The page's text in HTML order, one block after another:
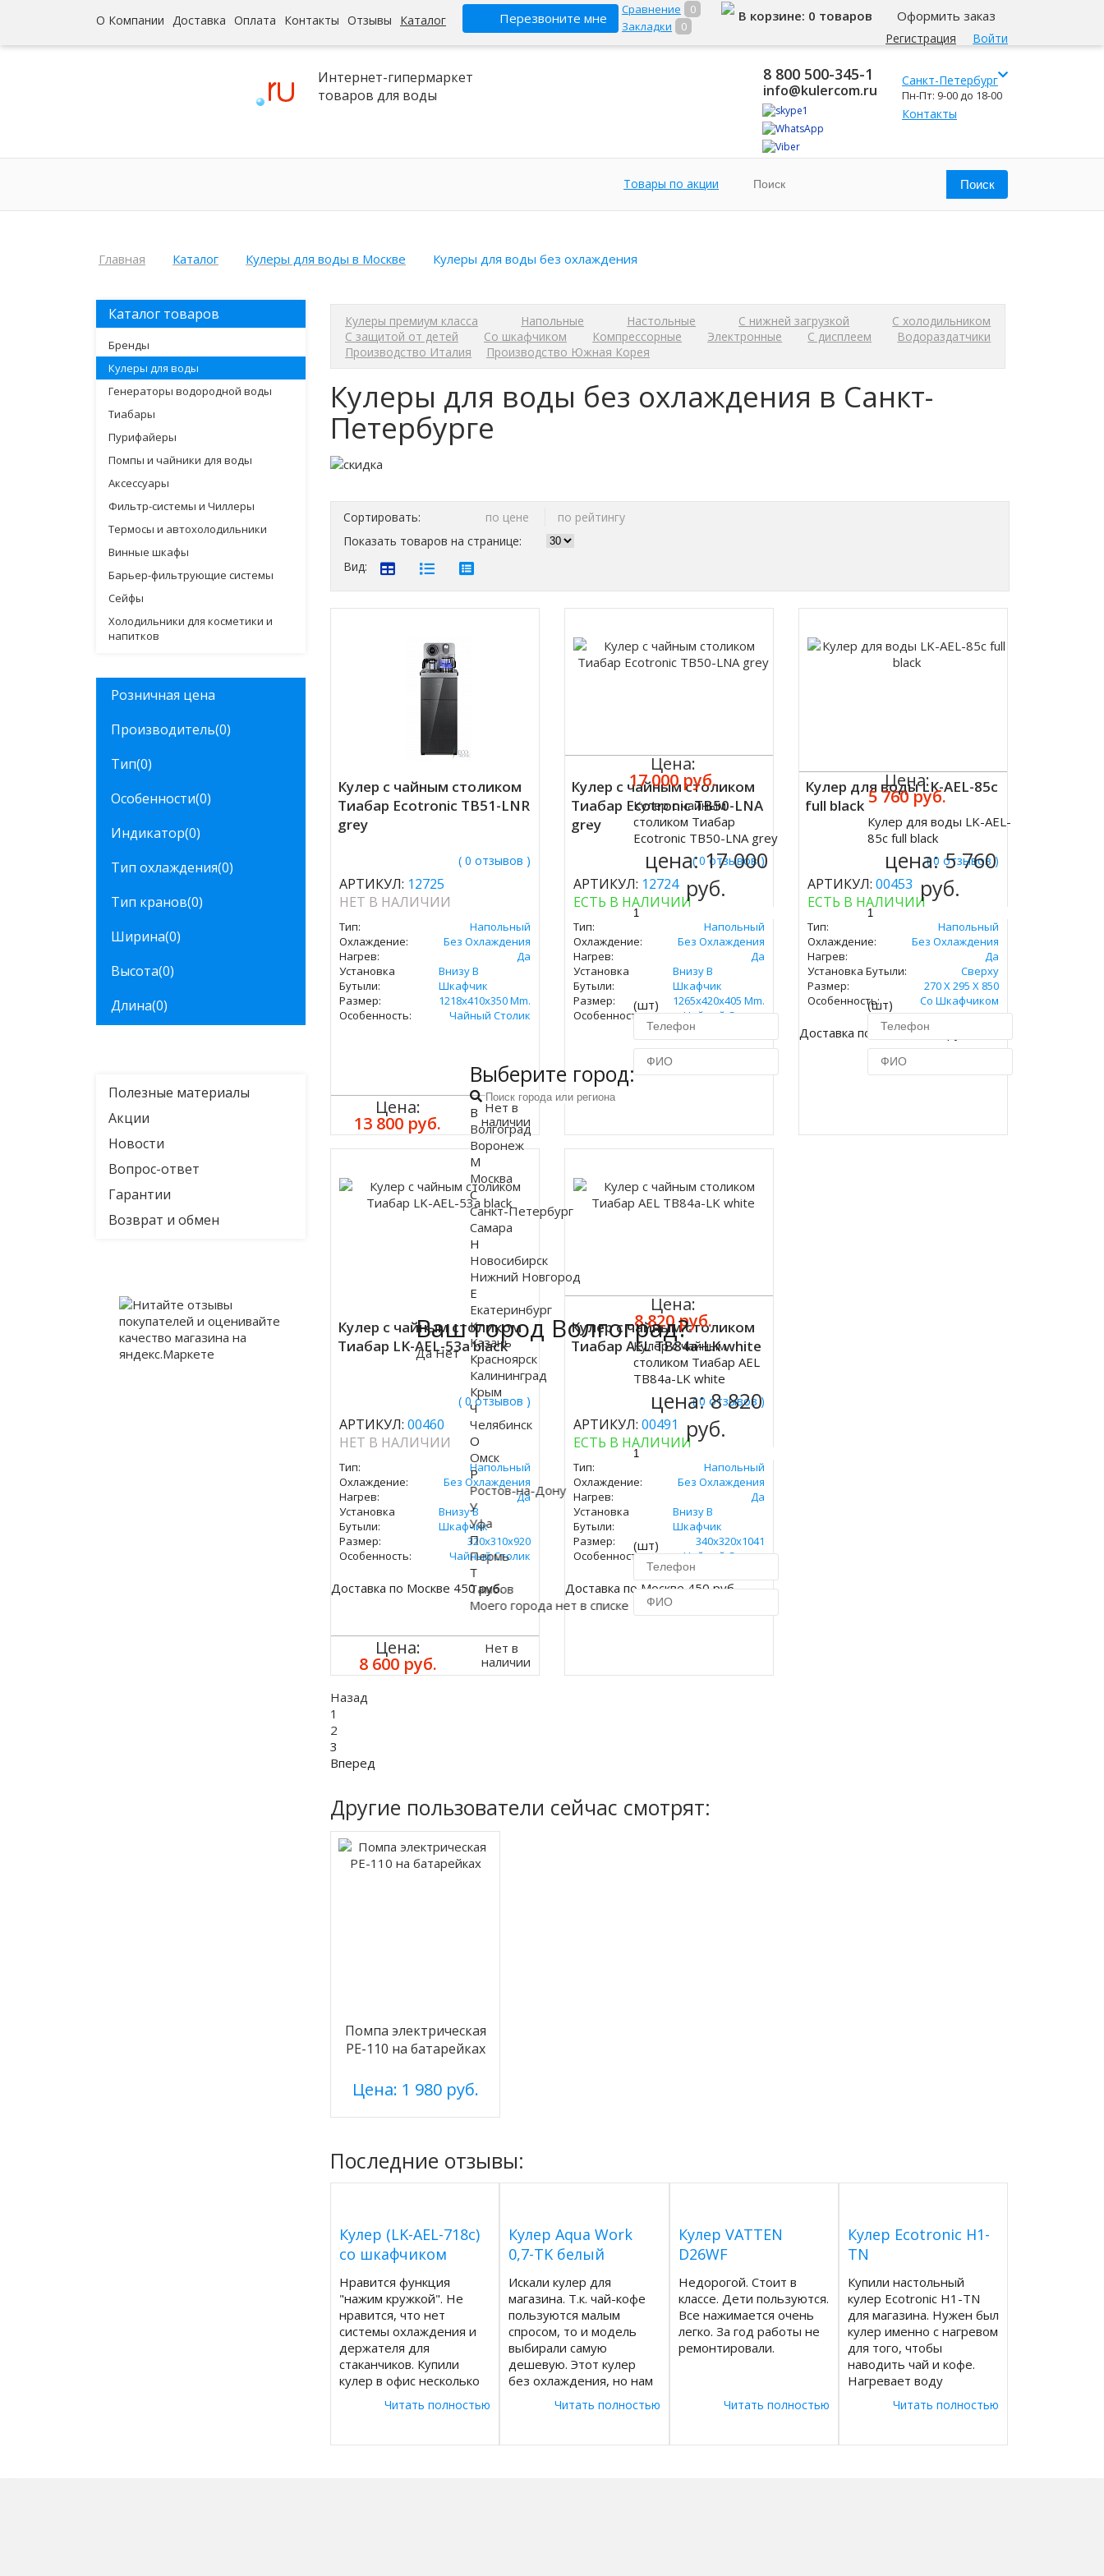
О Компании Доставка Оплата Контакты Отзывы Каталог Перезвоните мне
Сравнение
0
Закладки
0
Регистрация Войти
В корзине: 0 товаров Оформить заказ
Интернет-гипермаркет
товаров для воды
8 800 500-345-1
info@kulercom.ru
Санкт-Петербург
Пн-Пт: 9-00 до 18-00
Контакты
Товары по акции
Главная Каталог Кулеры для воды в Москве Кулеры для воды без охлаждения
Каталог товаров
Бренды
Кулеры для воды
Генераторы водородной воды
Тиабары
Пурифайеры
Помпы и чайники для воды
Аксессуары
Фильтр-системы и Чиллеры
Термосы и автохолодильники
Винные шкафы
Барьер-фильтрующие системы
Сейфы
Холодильники для косметики и
напитков
Розничная цена
Производитель(0)
Тип(0)
Особенности(0)
Индикатор(0)
Тип охлаждения(0)
Тип кранов(0)
Ширина(0)
Высота(0)
Длина(0)
Полезные материалы
Акции
Новости
Вопрос-ответ
Гарантии
Возврат и обмен
Кулеры премиум класса Напольные Настольные С нижней загрузкой
С холодильником
С защитой от детей
Со шкафчиком Компрессорные Электронные С дисплеем
Водораздатчики
Производство Италия
Производство Южная Корея
Кулеры для воды без охлаждения в Санкт-
Петербурге
Сортировать: по цене
по рейтингу
Показать товаров на странице:
Вид:
Кулер с чайным столиком
Тиабар Ecotronic TB51-LNR
grey
( 0 отзывов )
АРТИКУЛ: 12725
НЕТ В НАЛИЧИИ
Тип:
Напольный
Охлаждение:
Без Охлаждения
Нагрев:
Да
Установка
Бутыли:
Внизу В
Шкафчик
Размер:
1218x410x350 Mm.
Особенность:
Чайный Столик
Цена:
13 800 руб.
Нет в
наличии
Кулер с чайным столиком
Тиабар Ecotronic TB50-LNA
grey
( 0 отзывов )
АРТИКУЛ: 12724
ЕСТЬ В НАЛИЧИИ
Тип:
Напольный
Охлаждение:
Без Охлаждения
Нагрев:
Да
Установка
Бутыли:
Внизу В
Шкафчик
Размер:
1265x420x405 Mm.
Особенность:
Чайный Столик
Цена:
17 000 руб.
Купить
Кулер с чайным
столиком Тиабар
Ecotronic TB50-LNA grey
цена:17 000
руб.
(шт)
Кулер для воды LK-AEL-85c
full black
( 0 отзывов )
АРТИКУЛ: 00453
ЕСТЬ В НАЛИЧИИ
Тип:
Напольный
Охлаждение:
Без Охлаждения
Нагрев:
Да
Установка Бутыли:
Сверху
Размер:
270 Х 295 Х 850
Особенность:
Со Шкафчиком
Доставка по Москве 450 руб.
Цена:
5 760 руб.
Кулер для воды LK-AEL-
85c full black
цена:5 760
руб.
(шт)
Кулер с чайным столиком
Тиабар LK-AEL-53a black
( 0 отзывов )
АРТИКУЛ: 00460
НЕТ В НАЛИЧИИ
Тип:
Напольный
Охлаждение:
Без Охлаждения
Нагрев:
Да
Установка
Бутыли:
Внизу В
Шкафчик
Размер:
320х310х920
Особенность:
Чайный Столик
Доставка по Москве 450 руб.
Цена:
8 600 руб.
Нет в
наличии
Кулер с чайным столиком
Тиабар AEL TB84a-LK white
( 0 отзывов )
АРТИКУЛ: 00491
ЕСТЬ В НАЛИЧИИ
Тип:
Напольный
Охлаждение:
Без Охлаждения
Нагрев:
Да
Установка
Бутыли:
Внизу В
Шкафчик
Размер:
340х320х1041
Особенность:
Чайный Столик
Доставка по Москве 450 руб.
Цена:
8 820 руб.
Купить
Кулер с чайным
столиком Тиабар AEL
TB84a-LK white
цена:8 820
руб.
(шт)
Назад
1
2
3
Вперед
Другие пользователи сейчас смотрят:
Помпа электрическая
PE-110 на батарейках
Цена: 1 980 руб.
Последние отзывы:
Кулер (LK-AEL-718c)
со шкафчиком
Нравится функция
"нажим кружкой". Не
нравится, что нет
системы охлаждения и
держателя для
стаканчиков. Купили
кулер в офис несколько
месяцев назад.
Относительно удобен,
хранения. Вода
Читать полностью
Кулер Aqua Work
0,7-TK белый
Искали кулер для
магазина. Т.к. чай-кофе
пользуются малым
спросом, то и модель
выбирали самую
дешевую. Этот кулер
без охлаждения, но нам
и не нужно было, вода
комнатной температуры
Производительность - 5
Читать полностью
Кулер VATTEN
D26WF
Недорогой. Стоит в
классе. Дети пользуются.
Все нажимается очень
легко. За год работы не
ремонтировали.
Читать полностью
Кулер Ecotronic H1-
TN
Купили настольный
кулер Ecotronic H1-TN
для магазина. Нужен был
кулер именно с нагревом
для того, чтобы
наводить чай и кофе.
Нагревает воду
достаточно быстро и
намного удобнее, чем
Читать полностью
Ваш город Волгоград?
Да Нет
Выберите город:
В
Волгоград
Воронеж
М
Москва
С
Санкт-Петербург
Самара
Н
Новосибирск
Нижний Новгород
Е
Екатеринбург
К
Казань
Красноярск
Калининград
Крым
Ч
Челябинск
О
Омск
Р
Ростов-на-Дону
У
Уфа
П
Пермь
Т
Тамбов
Моего города нет в списке